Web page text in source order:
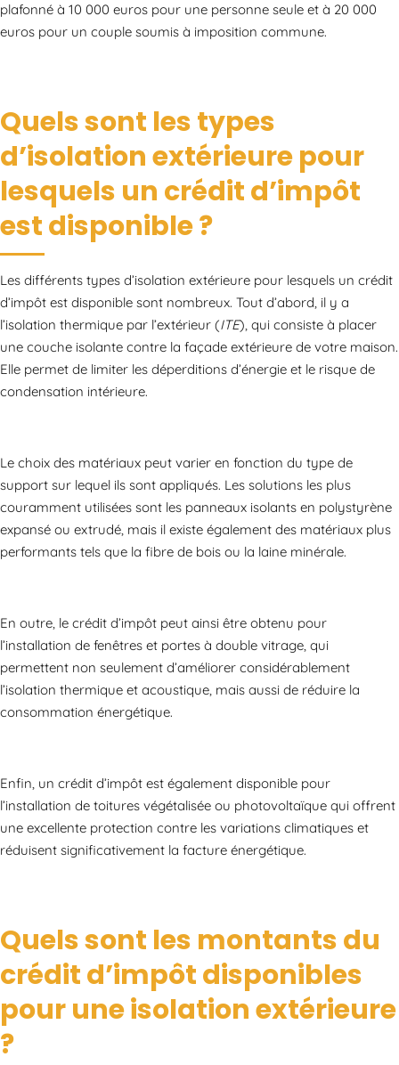
plafonné à 10 000 euros pour une personne seule et à 20 000
euros pour un couple soumis à imposition commune.
Quels sont les types
d’isolation extérieure pour
lesquels un crédit d’impôt
est disponible ?
Les différents types d’isolation extérieure pour lesquels un crédit
d’impôt est disponible sont nombreux. Tout d’abord, il y a
l’isolation thermique par l’extérieur (ITE), qui consiste à placer
une couche isolante contre la façade extérieure de votre maison.
Elle permet de limiter les déperditions d’énergie et le risque de
condensation intérieure.
Le choix des matériaux peut varier en fonction du type de
support sur lequel ils sont appliqués. Les solutions les plus
couramment utilisées sont les panneaux isolants en polystyrène
expansé ou extrudé, mais il existe également des matériaux plus
performants tels que la fibre de bois ou la laine minérale.
En outre, le crédit d’impôt peut ainsi être obtenu pour
l’installation de fenêtres et portes à double vitrage, qui
permettent non seulement d’améliorer considérablement
l’isolation thermique et acoustique, mais aussi de réduire la
consommation énergétique.
Enfin, un crédit d’impôt est également disponible pour
l’installation de toitures végétalisée ou photovoltaïque qui offrent
une excellente protection contre les variations climatiques et
réduisent significativement la facture énergétique.
Quels sont les montants du
crédit d’impôt disponibles
pour une isolation extérieure
?